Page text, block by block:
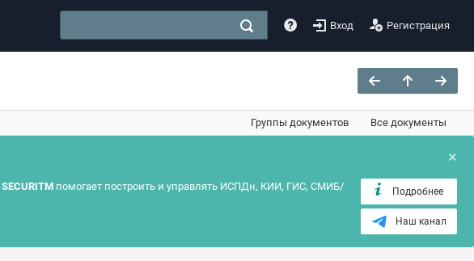
Вход Регистрация
Группы документов Все документы
×
SECURITMпомогает построить и управлять ИСПДн, КИИ, ГИС, СМИБ/
Подробнее
Наш канал